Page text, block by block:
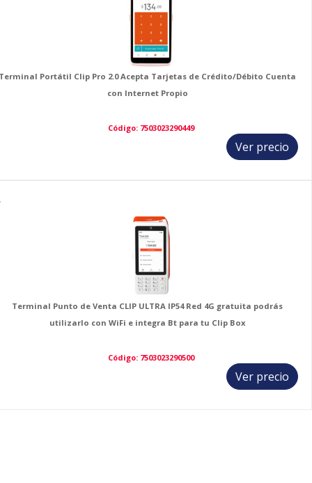
Portátil Clip Pro 2.0 Acepta Tarjetas de Crédito/Débito Cuenta
con Internet Propio
Código: 7503023290449
Ver precio
Terminal Punto de Venta CLIP ULTRA IP54 Red 4G gratuita podrás
utilizarlo con WiFi e integra Bt para tu Clip Box
Código: 7503023290500
Ver precio